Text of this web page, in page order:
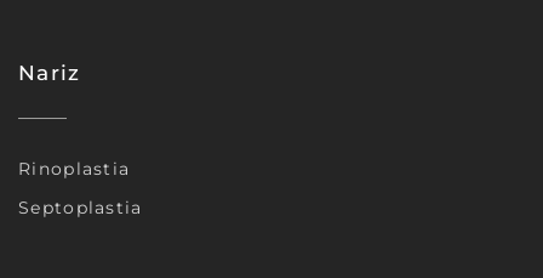
Nariz
Rinoplastia
Septoplastia